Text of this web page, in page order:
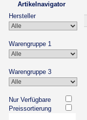
Artikelnavigator
Hersteller
Warengruppe 1
Warengruppe 3
Nur Verfügbare
Preissortierung